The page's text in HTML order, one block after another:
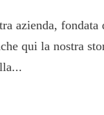
azienda,
qui la nostra